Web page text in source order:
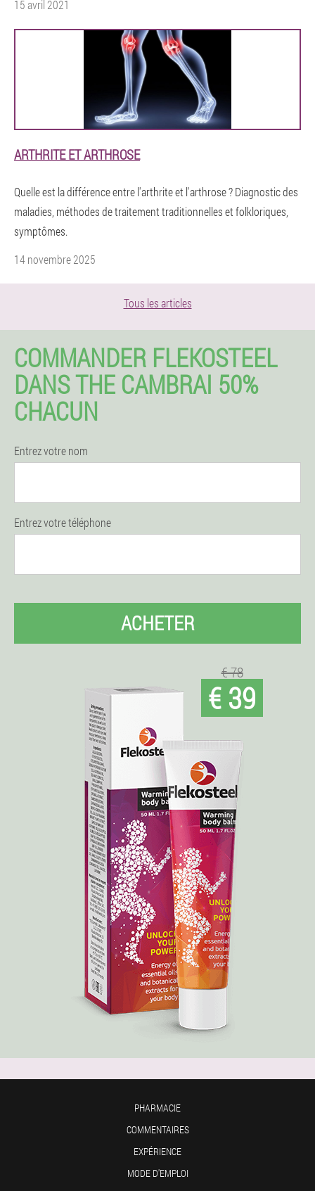
15 avril 2021
ARTHRITE ET ARTHROSE
Quelle est la différence entre l'arthrite et l'arthrose ? Diagnostic des
maladies, méthodes de traitement traditionnelles et folkloriques,
symptômes.
14 novembre 2025
Tous les articles
COMMANDER FLEKOSTEEL
DANS THE CAMBRAI 50%
CHACUN
Entrez votre nom
Entrez votre téléphone
ACHETER
€ 78
€ 39
PHARMACIE
COMMENTAIRES
EXPÉRIENCE
MODE D'EMPLOI